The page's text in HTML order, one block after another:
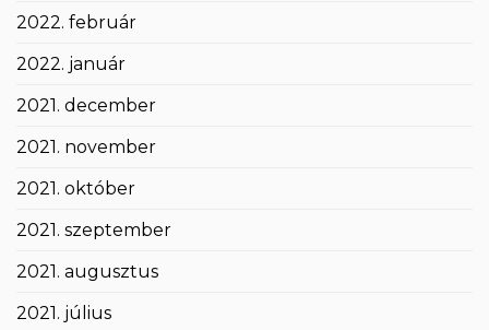
2022. február
2022. január
2021. december
2021. november
2021. október
2021. szeptember
2021. augusztus
2021. július